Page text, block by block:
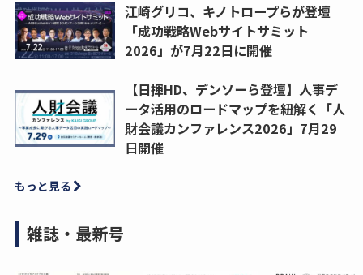
江崎グリコ、キノトロープらが登壇
「成功戦略Webサイトサミット
2026」が7月22日に開催
【日揮HD、デンソーら登壇】人事デ
ータ活用のロードマップを紐解く「人
財会議カンファレンス2026」7月29
日開催
もっと見る
雑誌・最新号